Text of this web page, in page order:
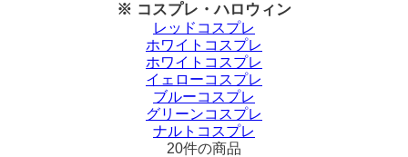
※ コスプレ・ハロウィン
レッドコスプレ
ホワイトコスプレ
ホワイトコスプレ
イェローコスプレ
ブルーコスプレ
グリーンコスプレ
ナルトコスプレ
20件の商品